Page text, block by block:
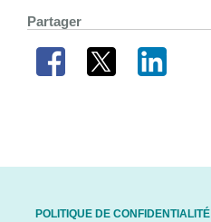
Partager
POLITIQUE DE CONFIDENTIALITÉ